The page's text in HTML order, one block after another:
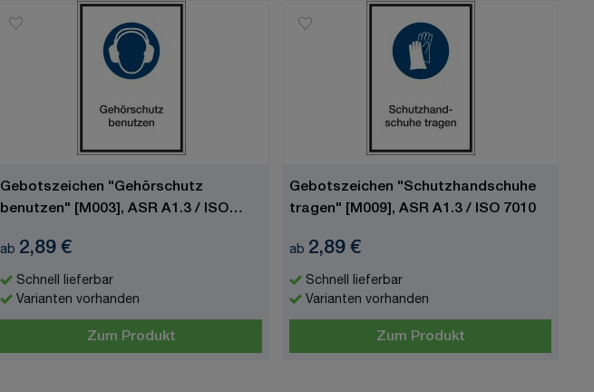
Gebotszeichen "Gehörschutz
benutzen" [M003], ASR A1.3 / ISO
ab 2,89 €
Schnell lieferbar
Varianten vorhanden
Zum Produkt
Gebotszeichen "Schutzhandschuhe
tragen" [M009], ASR A1.3 / ISO 7010
ab 2,89 €
Schnell lieferbar
Varianten vorhanden
Zum Produkt